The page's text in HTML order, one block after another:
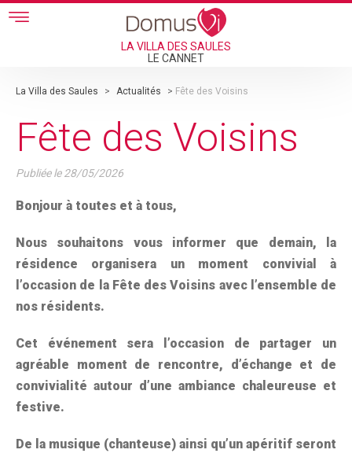
Skip to main content
LA VILLA DES SAULES
LE CANNET
La Villa des Saules > Actualités > Fête des Voisins
Fête des Voisins
Publiée le28/05/2026
Bonjour à toutes et à tous,
Nous souhaitons vous informer que demain, la
résidence organisera un moment convivial à
l’occasion de la Fête des Voisins avec l’ensemble de
nos résidents.
Cet événement sera l’occasion de partager un
agréable moment de rencontre, d’échange et de
convivialité autour d’une ambiance chaleureuse et
festive.
De la musique (chanteuse) ainsi qu’un apéritif seront